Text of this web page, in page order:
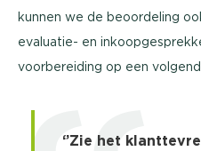
kunnen we de beoordeling
evaluatie- en
voorbereiding op een volgend
‘’Zie het